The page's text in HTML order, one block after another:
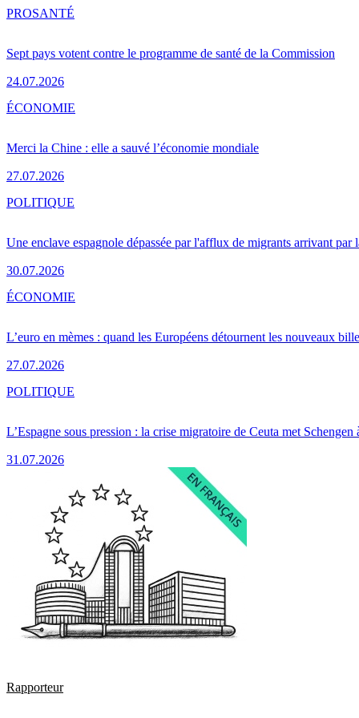
Sept pays votent contre le programme de santé de la Commission
24.07.2026
PROSANTÉ
Merci la Chine : elle a sauvé l’économie mondiale
27.07.2026
ÉCONOMIE
Une enclave espagnole dépassée par l'afflux de migrants arrivant par
30.07.2026
POLITIQUE
L’euro en mèmes : quand les Européens détournent les nouveaux
27.07.2026
ÉCONOMIE
L’Espagne sous pression : la crise migratoire de Ceuta met Schengen
31.07.2026
POLITIQUE
Rapporteur